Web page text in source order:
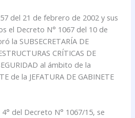
del 21 de febrero de 2002 y sus
el Decreto N° 1067 del 10 de
la SUBSECRETARÍA DE
CRÍTICAS DE
al ámbito de la
de la JEFATURA DE GABINETE
del Decreto N° 1067/15, se